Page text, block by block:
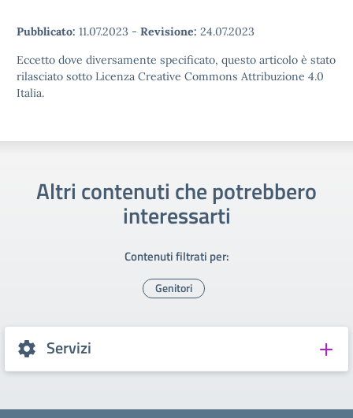
Pubblicato: 11.07.2023 - Revisione: 24.07.2023
Eccetto dove diversamente specificato, questo articolo è stato
rilasciato sotto Licenza Creative Commons Attribuzione 4.0
Italia.
Altri contenuti che potrebbero
interessarti
Contenuti filtrati per:
Genitori
Servizi